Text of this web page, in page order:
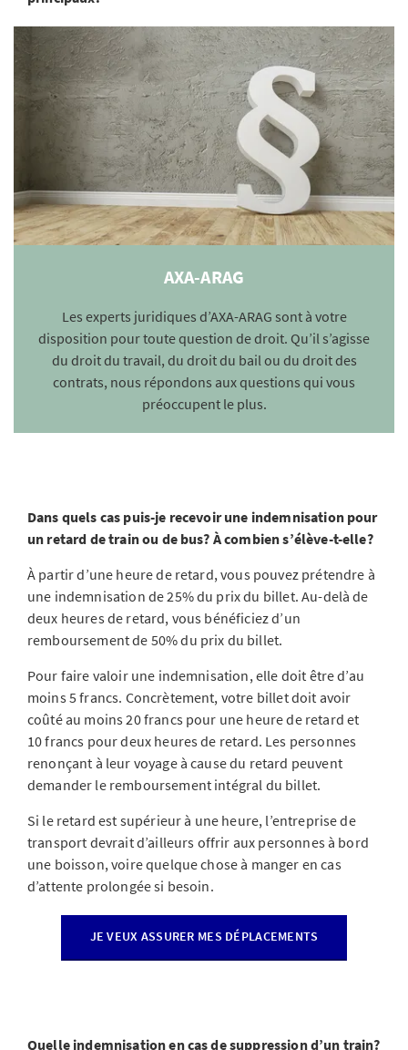
AXA-ARAG
Les experts juridiques d’AXA-ARAG sont à votre
disposition pour toute question de droit. Qu’il s’agisse
du droit du travail, du droit du bail ou du droit des
contrats, nous répondons aux questions qui vous
préoccupent le plus.
Dans quels cas puis-je recevoir une indemnisation pour
un retard de train ou de bus? À combien s’élève-t-elle?
À partir d’une heure de retard, vous pouvez prétendre à
une indemnisation de 25% du prix du billet. Au-delà de
deux heures de retard, vous bénéficiez d’un
remboursement de 50% du prix du billet.
Pour faire valoir une indemnisation, elle doit être d’au
moins 5 francs. Concrètement, votre billet doit avoir
coûté au moins 20 francs pour une heure de retard et
10 francs pour deux heures de retard. Les personnes
renonçant à leur voyage à cause du retard peuvent
demander le remboursement intégral du billet.
Si le retard est supérieur à une heure, l’entreprise de
transport devrait d’ailleurs offrir aux personnes à bord
une boisson, voire quelque chose à manger en cas
d’attente prolongée si besoin.
JE VEUX ASSURER MES DÉPLACEMENTS
Quelle indemnisation en cas de suppression d’un train?